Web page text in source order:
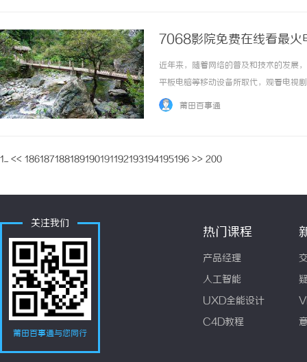
7068影院免费在线看最火
近年来，随着网络的普及和技术的发展
平板电脑等移动设备所取代，观看电视
影院以其免费在线看最火电视剧的特色
莆田百事通
1... << 186187188189190191192193194195196 >> 200
关注我们
莆田百事通与您同行
热门课程
产品经理
人工智能
UXD全能设计
C4D教程